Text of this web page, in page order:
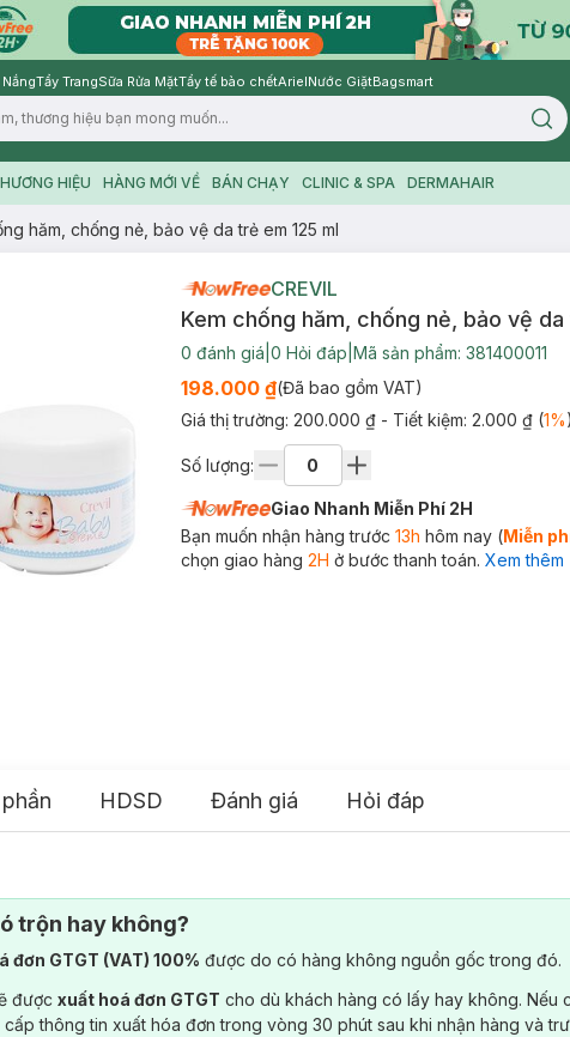
Tẩy TrangSữa Rửa MặtTẩy tế bào chếtArielNước GiặtBagsmart
HIỆU HÀNG MỚI VỀ BÁN CHẠY CLINIC & SPA DERMAHAIR
hăm, chống nẻ, bảo vệ da trẻ em 125 ml
CREVIL
Kem chống hăm, chống nẻ, bảo vệ
0 đánh giá 0 Hỏi đáp Mã sản phẩm: 381400011
198.000 ₫(Đã bao gồm VAT)
Giá thị trường: 200.000 ₫ - Tiết kiệm: 2.000 ₫(1%)
Số lượng:
Giao Nhanh Miễn Phí 2H
Bạn muốn nhận hàng trước 13h hôm nay (Miễn
chọn giao hàng 2H ở bước thanh toán. Xem thêm
HDSD Đánh giá Hỏi đáp
trộn hay không?
đơn GTGT (VAT) 100% được do có hàng không nguồn gốc trong đó.
được xuất hoá đơn GTGT cho dù khách hàng có lấy hay không. Nếu
thông tin xuất hóa đơn trong vòng 30 phút sau khi nhận hàng và